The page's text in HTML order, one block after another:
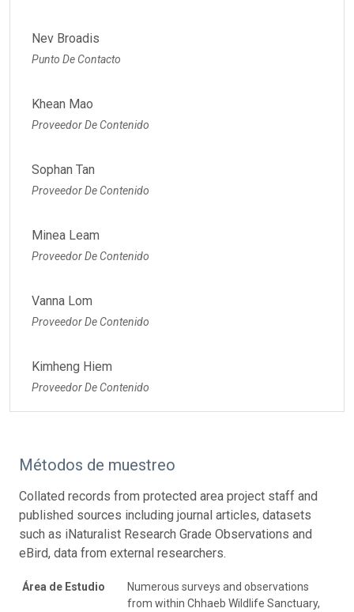
Nev Broadis
Punto De Contacto
Khean Mao
Proveedor De Contenido
Sophan Tan
Proveedor De Contenido
Minea Leam
Proveedor De Contenido
Vanna Lom
Proveedor De Contenido
Kimheng Hiem
Proveedor De Contenido
Métodos de muestreo
Collated records from protected area project staff and
published sources including journal articles, datasets
such as iNaturalist Research Grade Observations and
eBird, data from external researchers.
Área de Estudio
Numerous surveys and observations
from within Chhaeb Wildlife Sanctuary,